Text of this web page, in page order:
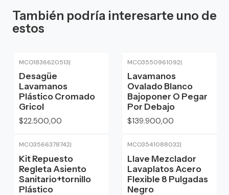
También podría interesarte uno de
estos
MCO1836620513|
Desagüe
Lavamanos
Plástico Cromado
Gricol
$22.500,00
MCO3550961092|
Lavamanos
Ovalado Blanco
Bajoponer O Pegar
Por Debajo
$139.900,00
MCO3566378742|
Kit Repuesto
Regleta Asiento
Sanitario+tornillo
Plástico
MCO3541088032|
Llave Mezclador
Lavaplatos Acero
Flexible 8 Pulgadas
Negro